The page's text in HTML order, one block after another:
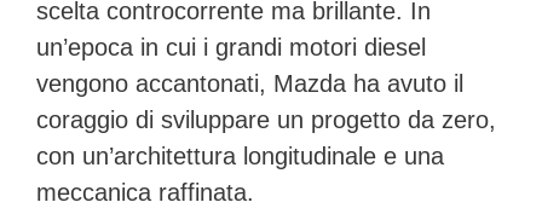
scelta controcorrente ma brillante. In
un’epoca in cui i grandi motori diesel
vengono accantonati, Mazda ha avuto il
coraggio di sviluppare un progetto da zero,
con un’architettura longitudinale e una
meccanica raffinata.